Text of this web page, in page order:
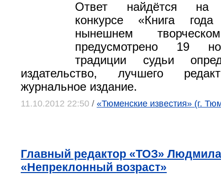
Ответ найдётся на
конкурсе «Книга
нынешнем
предусмотрено 19
традиции судьи
издательство, лучшего
журнальное издание.
11.10.2012 22:50 / «Тюменские известия» (г.
Главный редактор «ТОЗ»
«Непреклонный возраст»